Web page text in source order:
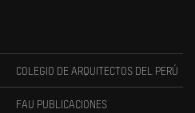
COLEGIO DE ARQUITECTOS DEL PERÚ
FAU PUBLICACIONES